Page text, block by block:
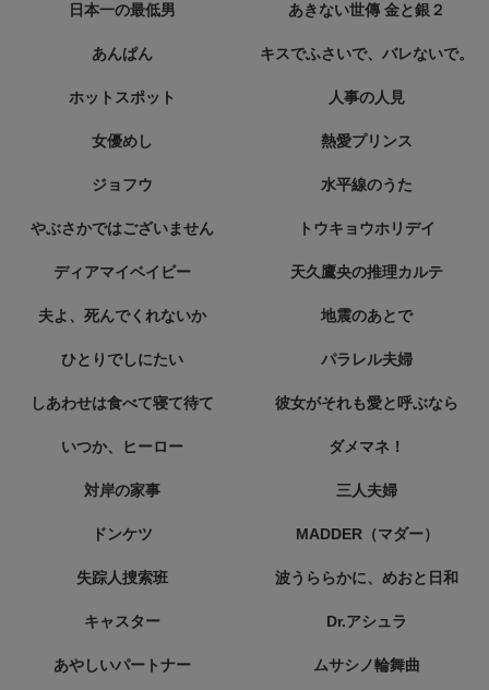
日本一の最低男 あきない世傳 金と銀２
あんぱん キスでふさいで、バレないで。
ホットスポット 人事の人見
女優めし 熱愛プリンス
ジョフウ 水平線のうた
やぶさかではございません トウキョウホリデイ
ディアマイベイビー 天久鷹央の推理カルテ
夫よ、死んでくれないか 地震のあとで
ひとりでしにたい パラレル夫婦
しあわせは食べて寝て待て 彼女がそれも愛と呼ぶなら
いつか、ヒーロー ダメマネ！
対岸の家事 三人夫婦
ドンケツ MADDER（マダー）
失踪人捜索班 波うららかに、めおと日和
キャスター Dr.アシュラ
あやしいパートナー ムサシノ輪舞曲